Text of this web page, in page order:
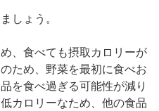
しょう。
、食べても摂取カロリーが
ため、野菜を最初に食べお
を食べ過ぎる可能性が減り
カロリーなため、他の食品